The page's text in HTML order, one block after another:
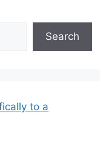
Search
to a